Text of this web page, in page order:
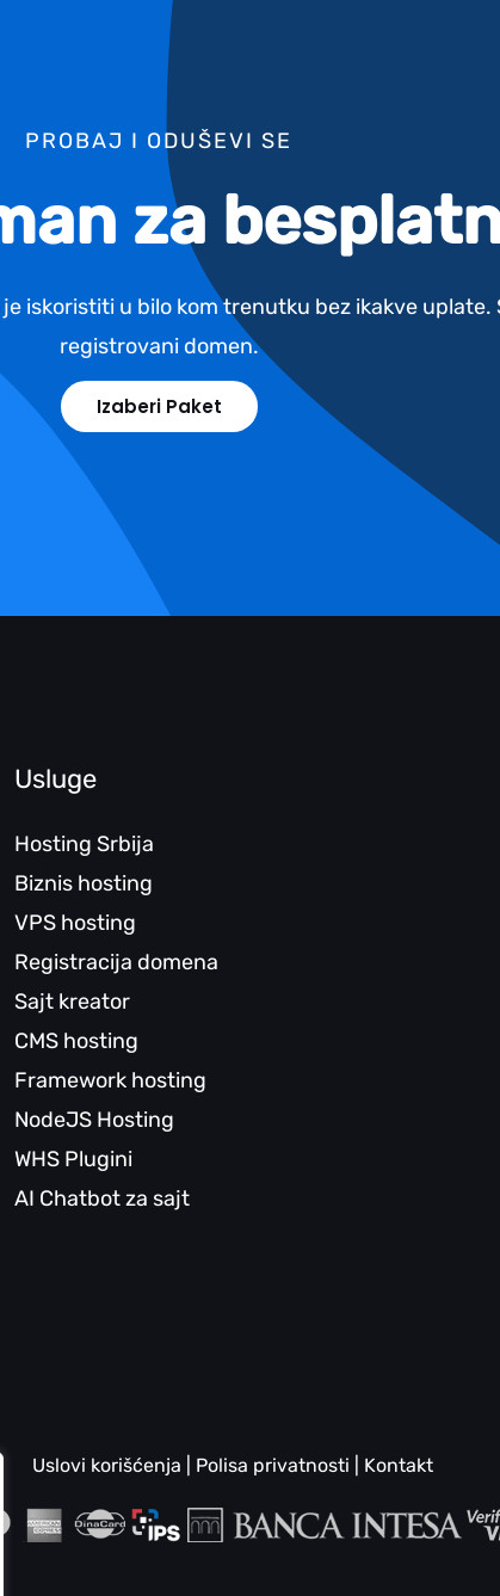
PROBAJ I ODUŠEVI SE
za
iskoristiti u bilo kom trenutku bez ikakve
registrovani domen.
Izaberi Paket
Usluge
Hosting Srbija
Biznis hosting
VPS hosting
Registracija domena
Sajt kreator
CMS hosting
Framework hosting
NodeJS Hosting
WHS Plugini
AI Chatbot za sajt
Uslovi korišćenja Polisa privatnosti Kontakt